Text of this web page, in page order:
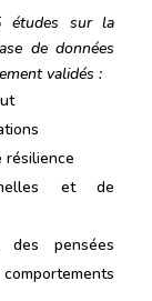
études sur la
de données
validés :
résilience
et de
des pensées